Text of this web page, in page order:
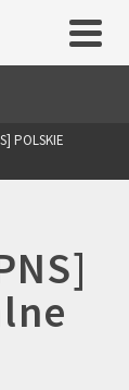
POLSKIE